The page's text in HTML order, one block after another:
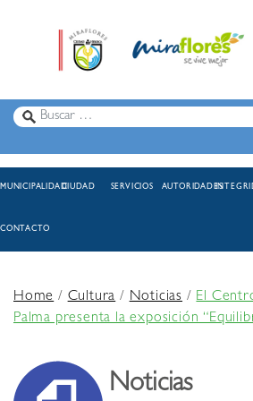
MUNICIPALIDADCIUDAD SERVICIOS AUTORIDADES
CONTACTO
Home/Cultura/Noticias /El
Palma presenta la exposición
Noticias